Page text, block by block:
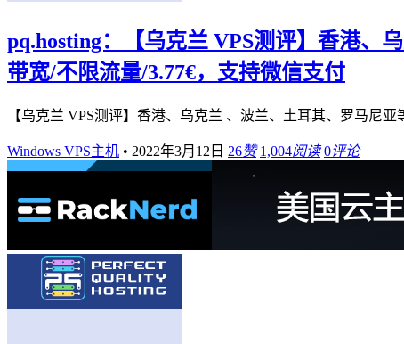
pq.hosting：【乌克兰 VPS测评】香港、
带宽/不限流量/3.77€，支持微信支付
【乌克兰 VPS测评】香港、乌克兰 、波兰、土耳其、罗马尼
Windows VPS主机 • 2022年3月12日 26赞 1,004阅读 0评论